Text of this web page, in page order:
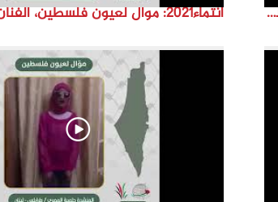
انتماء2021: موال لعيون فلسطين، المنشد عاصم القواسمة، الاردن